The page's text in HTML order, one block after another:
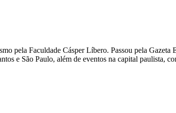
pela Faculdade Cásper Líbero. Passou pela
e São Paulo, além de eventos na capital paulista,